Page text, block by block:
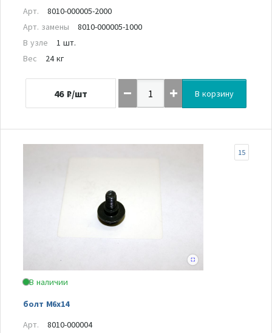
Арт.
8010-000005-2000
Арт. замены
8010-000005-1000
В узле
1 шт.
Вес
24 кг
46 ₽/шт В корзину
В наличии
болт М6х14
15
Арт.
8010-000004